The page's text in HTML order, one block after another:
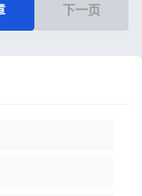
下一页